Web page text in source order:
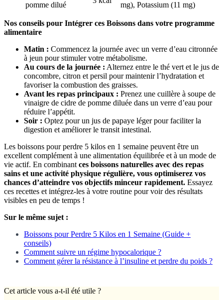
pomme dilué mg), Potassium (11 mg)
Nos conseils pour Intégrer ces Boissons dans votre programme
alimentaire
Matin : Commencez la journée avec un verre d’eau citronnée
à jeun pour stimuler votre métabolisme.
Au cours de la journée : Alternez entre le thé vert et le jus de
concombre, citron et persil pour maintenir l’hydratation et
favoriser la combustion des graisses.
Avant les repas principaux : Prenez une cuillère à soupe de
vinaigre de cidre de pomme diluée dans un verre d’eau pour
réduire l’appétit.
Soir : Optez pour un jus de papaye léger pour faciliter la
digestion et améliorer le transit intestinal.
Les boissons pour perdre 5 kilos en 1 semaine peuvent être un
excellent complément à une alimentation équilibrée et à un mode de
vie actif. En combinant ces boissons naturelles avec des repas
sains et une activité physique régulière, vous optimiserez vos
chances d’atteindre vos objectifs minceur rapidement. Essayez
ces recettes et intégrez-les à votre routine pour voir des résultats
visibles en peu de temps !
Sur le même sujet :
Boissons pour Perdre 5 Kilos en 1 Semaine (Guide +
conseils)
Comment suivre un régime hypocalorique ?
Comment gérer la résistance à l’insuline et perdre du poids ?
Cet article vous a-t-il été utile ?